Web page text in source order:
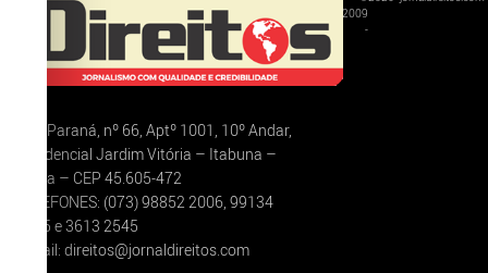
Rua Paraná, nº 66, Aptº 1001, 10º Andar,
Residencial Jardim Vitória – Itabuna –
Bahia – CEP 45.605-472
TELEFONES: (073) 98852 2006, 99134
5375 e 3613 2545
E-mail: direitos@jornaldireitos.com
2009
-